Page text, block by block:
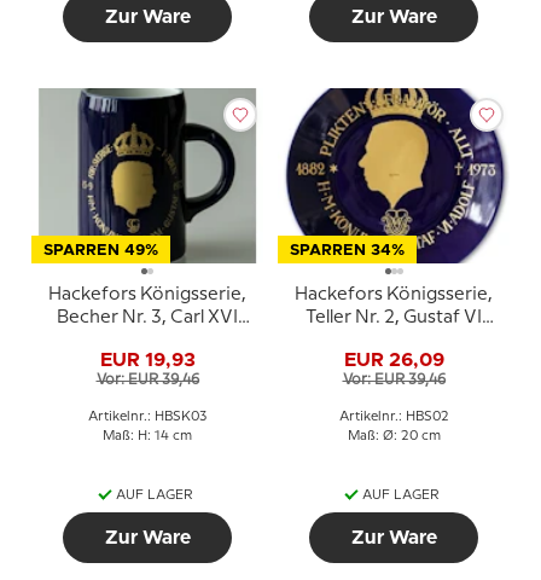
Zur Ware Zur Ware
SPARREN 49%
Hackefors Königsserie,
Becher Nr. 3, Carl XVI
EUR 19,93
Vor: EUR 39,46
Artikelnr.: HBSK03
Maß: H: 14 cm
AUF LAGER
Zur Ware
SPARREN 34%
Hackefors Königsserie,
Teller Nr. 2, Gustaf VI
EUR 26,09
Vor: EUR 39,46
Artikelnr.: HBS02
Maß: Ø: 20 cm
AUF LAGER
Zur Ware